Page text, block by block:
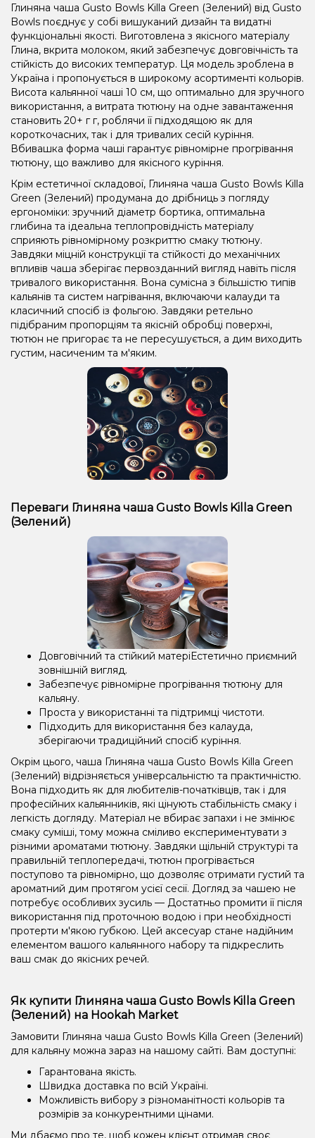
Глиняна чаша Gusto Bowls Killa Green (Зелений) від Gusto
Bowls поєднує у собі вишуканий дизайн та видатні
функціональні якості. Виготовлена ​​з якісного матеріалу
Глина, вкрита молоком, який забезпечує довговічність та
стійкість до високих температур. Ця модель зроблена в
Україна і пропонується в широкому асортименті кольорів.
Висота кальянної чаші 10 см, що оптимально для зручного
використання, а витрата тютюну на одне завантаження
становить 20+ г г, роблячи її підходящою як для
короткочасних, так і для тривалих сесій куріння.
Вбивашка форма чаші гарантує рівномірне прогрівання
тютюну, що важливо для якісного куріння.
Крім естетичної складової, Глиняна чаша Gusto Bowls Killa
Green (Зелений) продумана до дрібниць з погляду
ергономіки: зручний діаметр бортика, оптимальна
глибина та ідеальна теплопровідність матеріалу
сприяють рівномірному розкриттю смаку тютюну.
Завдяки міцній конструкції та стійкості до механічних
впливів чаша зберігає первозданний вигляд навіть після
тривалого використання. Вона сумісна з більшістю типів
кальянів та систем нагрівання, включаючи калауди та
класичний спосіб із фольгою. Завдяки ретельно
підібраним пропорціям та якісній обробці поверхні,
тютюн не пригорає та не пересушується, а дим виходить
густим, насиченим та м'яким.
Переваги Глиняна чаша Gusto Bowls Killa Green
(Зелений)
Довговічний та стійкий матеріЕстетично приємний
зовнішній вигляд.
Забезпечує рівномірне прогрівання тютюну для
кальяну.
Проста у використанні та підтримці чистоти.
Підходить для використання без калауда,
зберігаючи традиційний спосіб куріння.
Окрім цього, чаша Глиняна чаша Gusto Bowls Killa Green
(Зелений) відрізняється універсальністю та практичністю.
Вона підходить як для любителів-початківців, так і для
професійних кальянників, які цінують стабільність смаку і
легкість догляду. Матеріал не вбирає запахи і не змінює
смаку суміші, тому можна сміливо експериментувати з
різними ароматами тютюну. Завдяки щільній структурі та
правильній теплопередачі, тютюн прогрівається
поступово та рівномірно, що дозволяє отримати густий та
ароматний дим протягом усієї сесії. Догляд за чашею не
потребує особливих зусиль — Достатньо промити її після
використання під проточною водою і при необхідності
протерти м'якою губкою. Цей аксесуар стане надійним
елементом вашого кальянного набору та підкреслить
ваш смак до якісних речей.
Як купити Глиняна чаша Gusto Bowls Killa Green
(Зелений) на Hookah Market
Замовити Глиняна чаша Gusto Bowls Killa Green (Зелений)
для кальяну можна зараз на нашому сайті. Вам доступні:
Гарантована якість.
Швидка доставка по всій Україні.
Можливість вибору з різноманітності кольорів та
розмірів за конкурентними цінами.
Ми дбаємо про те, щоб кожен клієнт отримав своє